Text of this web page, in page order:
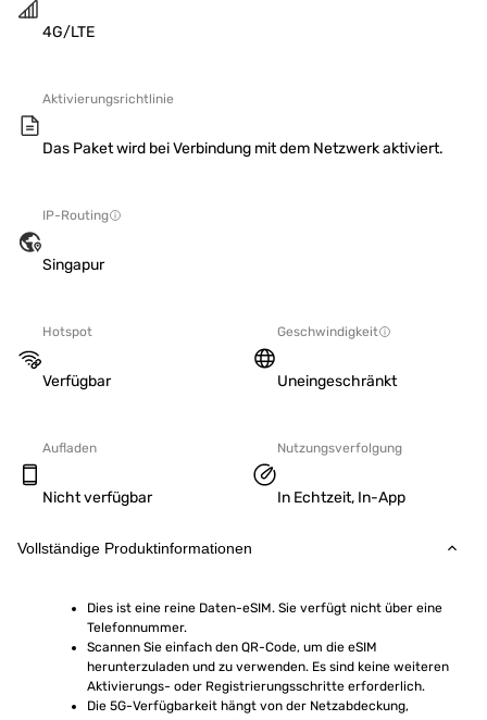
4G/LTE
Aktivierungsrichtlinie
Das Paket wird bei Verbindung mit dem Netzwerk aktiviert.
IP-Routing
Singapur
Hotspot
Verfügbar
Geschwindigkeit
Uneingeschränkt
Aufladen
Nicht verfügbar
Nutzungsverfolgung
In Echtzeit, In-App
Vollständige Produktinformationen
Dies ist eine reine Daten-eSIM. Sie verfügt nicht über eine
Telefonnummer.
Scannen Sie einfach den QR-Code, um die eSIM
herunterzuladen und zu verwenden. Es sind keine weiteren
Aktivierungs- oder Registrierungsschritte erforderlich.
Die 5G-Verfügbarkeit hängt von der Netzabdeckung,